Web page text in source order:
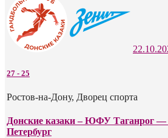
27 - 25
Ростов-на-Дону, Дворец спорта
Донские казаки – ЮФУ Таганрог —
Петербург